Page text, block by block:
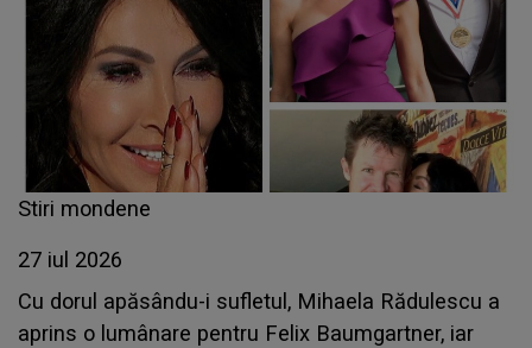
Stiri mondene
27 iul 2026
Cu dorul apăsându-i sufletul, Mihaela Rădulescu a
aprins o lumânare pentru Felix Baumgartner, iar